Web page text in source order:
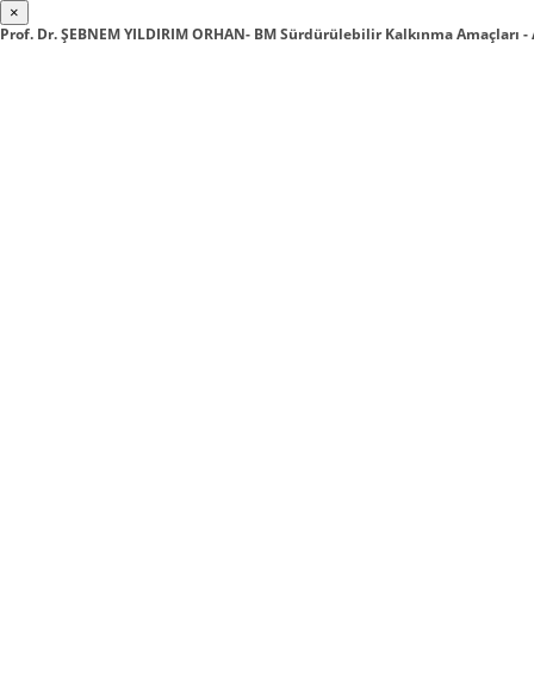
×
Prof. Dr. ŞEBNEM YILDIRIM ORHAN- BM Sürdürülebilir Kalkınma Amaçları -